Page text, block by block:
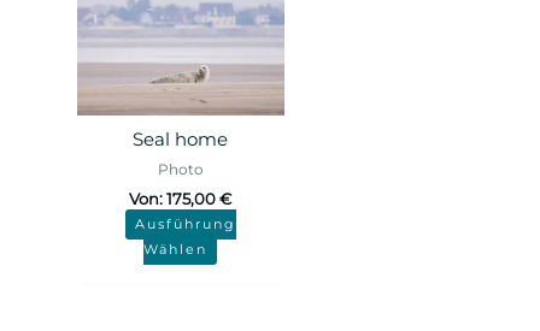
Seal home
Photo
Von:175,00€
Ausführung
Wählen